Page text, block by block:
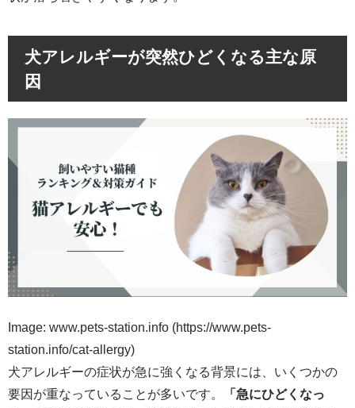
犬アレルギーが突然ひどくなる主な原
因
Image: www.pets-station.info (https://www.pets-
station.info/cat-allergy)
犬アレルギーの症状が急に強くなる背景には、いくつかの
要因が重なっていることが多いです。
「急にひどくなっ